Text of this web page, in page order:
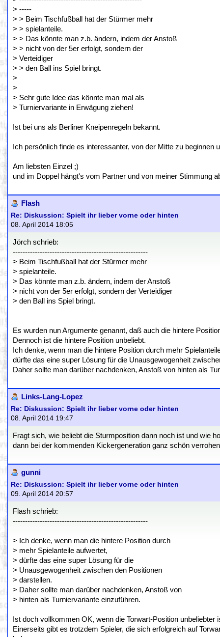
> -----
> > Beim Tischfußball hat der Stürmer mehr
> > spielanteile.
> > Das könnte man z.b. ändern, indem der Anstoß
> > nicht von der 5er erfolgt, sondern der
> Verteidiger
> > den Ball ins Spiel bringt.
>
>
> Sehr gute Idee das könnte man mal als
> Turniervariante in Erwägung ziehen!
Ist bei uns als Berliner Kneipenregeln bekannt.
Ich persönlich finde es interessanter, von der Mitte zu beginnen
Am liebsten Einzel ;)
und im Doppel hängt's vom Partner und von meiner Stimmung
Flash
Re: Diskussion: Spielt ihr lieber vorne oder hinten
08. April 2014 18:05
Jörch schrieb:
-------------------------------------------------------
> Beim Tischfußball hat der Stürmer mehr
> spielanteile.
> Das könnte man z.b. ändern, indem der Anstoß
> nicht von der 5er erfolgt, sondern der Verteidiger
> den Ball ins Spiel bringt.
Es wurden nun Argumente genannt, daß auch die hintere
Dennoch ist die hintere Position unbeliebt.
Ich denke, wenn man die hintere Position durch mehr
dürfte das eine super Lösung für die Unausgewogenheit
Daher sollte man darüber nachdenken, Anstoß von hinten als
Links-Lang-Lopez
Re: Diskussion: Spielt ihr lieber vorne oder hinten
08. April 2014 19:47
Fragt sich, wie beliebt die Sturmposition dann noch ist und wie
dann bei der kommenden Kickergeneration ganz schön
gunni
Re: Diskussion: Spielt ihr lieber vorne oder hinten
09. April 2014 20:57
Flash schrieb:
-------------------------------------------------------
> Ich denke, wenn man die hintere Position durch
> mehr Spielanteile aufwertet,
> dürfte das eine super Lösung für die
> Unausgewogenheit zwischen den Positionen
> darstellen.
> Daher sollte man darüber nachdenken, Anstoß von
> hinten als Turniervariante einzuführen.
Ist doch vollkommen OK, wenn die Torwart-Position unbeliebter
Einerseits gibt es trotzdem Spieler, die sich erfolgreich auf